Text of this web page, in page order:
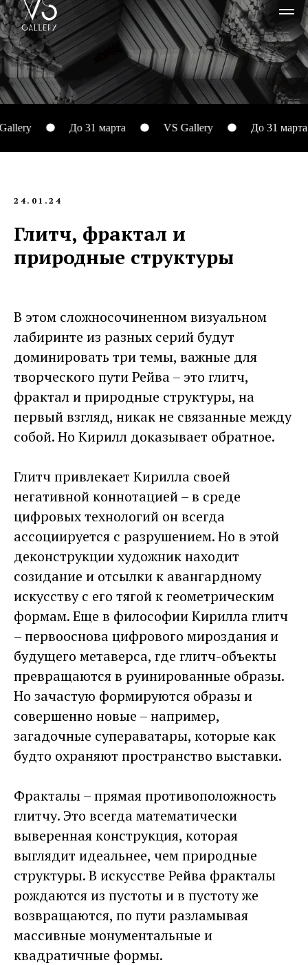
До 31 марта VS Gallery До 31 марта
24.01.24
Глитч, фрактал и
природные структуры
В этом сложносочиненном визуальном
лабиринте из разных серий будут
доминировать три темы, важные для
творческого пути Рейва – это глитч,
фрактал и природные структуры, на
первый взгляд, никак не связанные между
собой. Но Кирилл доказывает обратное.
Глитч привлекает Кирилла своей
негативной коннотацией – в среде
цифровых технологий он всегда
ассоциируется с разрушением. Но в этой
деконструкции художник находит
созидание и отсылки к авангардному
искусству с его тягой к геометрическим
формам. Еще в философии Кирилла глитч
– первооснова цифрового мироздания и
будущего метаверса, где глитч-объекты
превращаются в руинированные образы.
Но зачастую формируются образы и
совершенно новые – например,
загадочные супераватары, которые как
будто охраняют пространство выставки.
Фракталы – прямая противоположность
глитчу. Это всегда математически
выверенная конструкция, которая
выглядит идеальнее, чем природные
структуры. В искусстве Рейва фракталы
рождаются из пустоты и в пустоту же
возвращаются, по пути разламывая
массивные монументальные и
квадратичные формы.